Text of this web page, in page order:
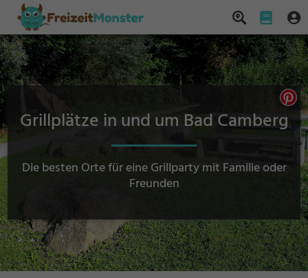
Grillplätze in und um Bad Camberg
Die besten Orte für eine Grillparty mit Familie oder
Freunden